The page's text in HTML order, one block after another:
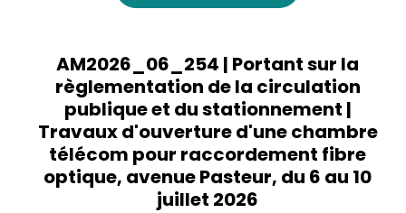
AM2026_06_254 | Portant sur la
règlementation de la circulation
publique et du stationnement |
Travaux d'ouverture d'une chambre
télécom pour raccordement fibre
optique, avenue Pasteur, du 6 au 10
juillet 2026